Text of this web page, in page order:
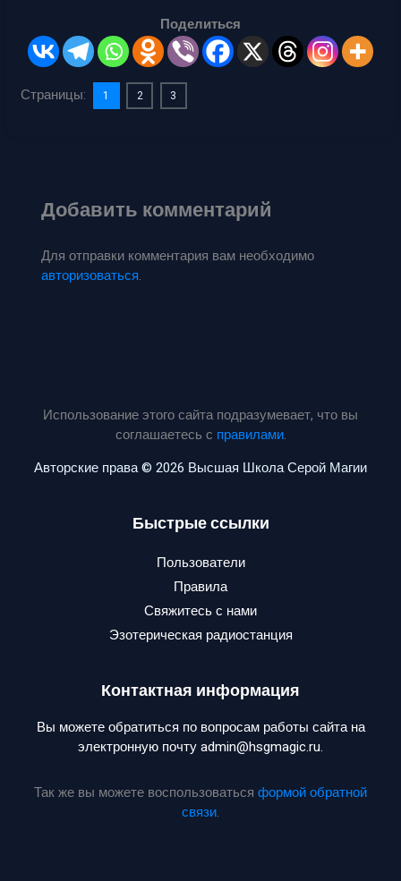
Поделиться
Страницы: 1 2 3
Добавить комментарий
Для отправки комментария вам необходимо
авторизоваться.
Использование этого сайта подразумевает, что вы
соглашаетесь с правилами.
Авторские права © 2026 Высшая Школа Серой Магии
Быстрые ссылки
Пользователи
Правила
Свяжитесь с нами
Эзотерическая радиостанция
Контактная информация
Вы можете обратиться по вопросам работы сайта на
электронную почту admin@hsgmagic.ru.
Так же вы можете воспользоваться формой обратной
связи.